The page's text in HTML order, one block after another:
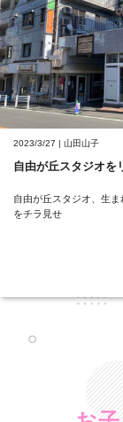
2023/3/27 | 山田山子
自由が丘スタジオを
自由が丘スタジオ、生
をチラ見せ